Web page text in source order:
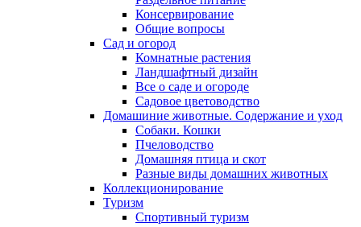
Консервирование
Общие вопросы
Сад и огород
Комнатные растения
Ландшафтный дизайн
Все о саде и огороде
Садовое цветоводство
Домашиние животные. Содержание и уход
Собаки. Кошки
Пчеловодство
Домашняя птица и скот
Разные виды домашних животных
Коллекционирование
Туризм
Спортивный туризм